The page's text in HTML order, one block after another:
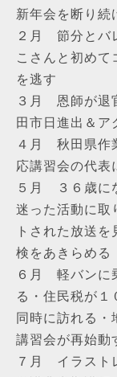
新年会を断り続
２月 節分とバ
こさんと初め
を逃す
３月 恩師が退
田市日進出＆ア
４月 秋田県作
応講習会の代表
５月 ３６歳に
迷った活動に取
トされた放送
検をあきらめる
６月 軽バンに
る・住民税が１
同時に訪れる・
講習会が再始動
７月 イラスト